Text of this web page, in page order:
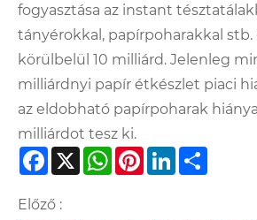
fogyasztása az instant
tányérokkal, papírpoharakkal
körülbelül 10 milliárd. Jelenleg
milliárdnyi papír étkészlet piaci
az eldobható papírpoharak
milliárdot tesz ki.
Facebook
X WhatsApp
PinterestLinkedIn
Előző :